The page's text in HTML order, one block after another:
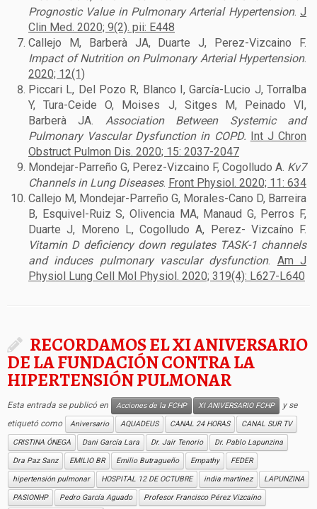
Prognostic Value in Pulmonary Arterial Hypertension.J
Clin Med. 2020; 9(2). pii: E448
Callejo M, Barberà JA, Duarte J, Perez-Vizcaino F.
Impact of Nutrition on Pulmonary Arterial Hypertension.
2020; 12(1)
Piccari L, Del Pozo R, Blanco I, García-Lucio J, Torralba
Y, Tura-Ceide O, Moises J, Sitges M, Peinado VI,
Barberà JA. Association Between Systemic and
Pulmonary Vascular Dysfunction in COPD. Int J Chron
Obstruct Pulmon Dis. 2020; 15: 2037-2047
Mondejar-Parreño G, Perez-Vizcaino F, Cogolludo A. Kv7
Channels in Lung Diseases. Front Physiol. 2020; 11: 634
Callejo M, Mondejar-Parreño G, Morales-Cano D, Barreira
B, Esquivel-Ruiz S, Olivencia MA, Manaud G, Perros F,
Duarte J, Moreno L, Cogolludo A, Perez- Vizcaíno F.
Vitamin D deficiency down regulates TASK-1 channels
and induces pulmonary vascular dysfunction. Am J
Physiol Lung Cell Mol Physiol. 2020; 319(4): L627-L640
RECORDAMOS EL XI ANIVERSARIO
DE LA FUNDACIÓN CONTRA LA
HIPERTENSIÓN PULMONAR
Esta entrada se publicó en Acciones de la FCHP XI ANIVERSARIO FCHP
y se
etiquetó como
Aniversario AQUADEUS CANAL 24 HORAS
CANAL SUR TV
CRISTINA ÓNEGA
Dani García Lara Dr. Jair Tenorio
Dr. Pablo Lapunzina
Dra Paz Sanz
EMILIO BR Emilio Butragueño Empathy
FEDER
hipertensión pulmonar
HOSPITAL 12 DE OCTUBRE india martínez
LAPUNZINA
PASIONHP
Pedro García Aguado
Profesor Francisco Pérez Vizcaíno